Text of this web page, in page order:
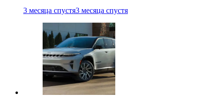
3 месяца спустя3 месяца спустя